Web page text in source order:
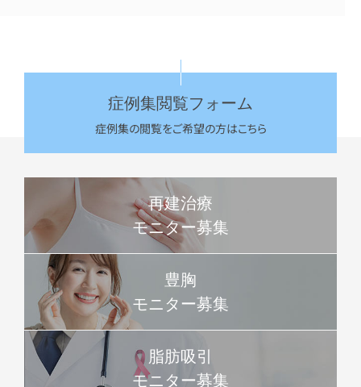
症例集閲覧フォーム
症例集の閲覧をご希望の方はこちら
再建治療
モニター募集
豊胸
モニター募集
脂肪吸引
モニター募集